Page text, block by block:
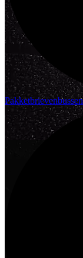
Pakketbrievenbussen